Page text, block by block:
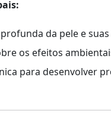
da pele e
os efeitos
para desenvolver